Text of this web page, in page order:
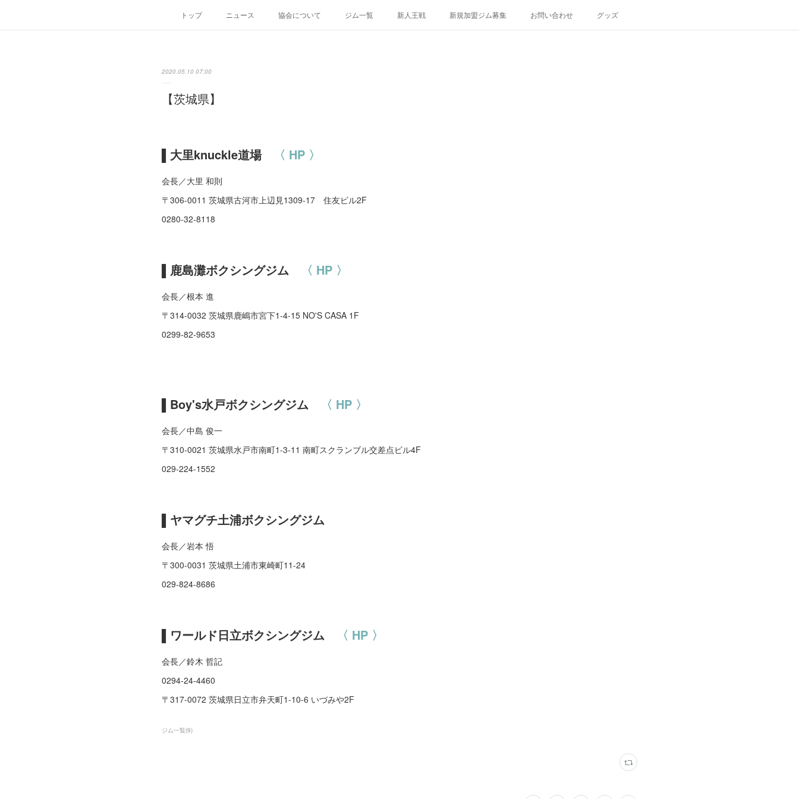
トップ ニュース 協会について ジム一覧 新人王戦 新規加盟ジム募集 お問い合わせ グッズ
2020.05.10 07:00
【茨城県】
▌大里knuckle道場 〈 HP 〉
会長／大里 和則
〒306-0011 茨城県古河市上辺見1309-17 住友ビル2F
0280-32-8118
▌鹿島灘ボクシングジム 〈 HP 〉
会長／根本 進
〒314-0032 茨城県鹿嶋市宮下1-4-15 NO'S CASA 1F
0299-82-9653
▌Boy's水戸ボクシングジム 〈 HP 〉
会長／中島 俊一
〒310-0021 茨城県水戸市南町1-3-11 南町スクランブル交差点ビル4F
029-224-1552
▌ヤマグチ土浦ボクシングジム
会長／岩本 悟
〒300-0031 茨城県土浦市東崎町11-24
029-824-8686
▌ワールド日立ボクシングジム 〈 HP 〉
会長／鈴木 哲記
0294-24-4460
〒317-0072 茨城県日立市弁天町1-10-6 いづみや2F
ジム一覧(9)